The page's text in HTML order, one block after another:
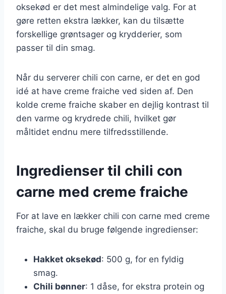
oksekød er det mest almindelige valg. For at
gøre retten ekstra lækker, kan du tilsætte
forskellige grøntsager og krydderier, som
passer til din smag.
Når du serverer chili con carne, er det en god
idé at have creme fraiche ved siden af. Den
kolde creme fraiche skaber en dejlig kontrast til
den varme og krydrede chili, hvilket gør
måltidet endnu mere tilfredsstillende.
Ingredienser til chili con
carne med creme fraiche
For at lave en lækker chili con carne med creme
fraiche, skal du bruge følgende ingredienser:
Hakket oksekød: 500 g, for en fyldig
smag.
Chili bønner: 1 dåse, for ekstra protein og